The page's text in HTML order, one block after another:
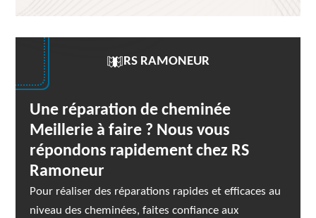
RS RAMONEUR
Une réparation de cheminée
Meillerie à faire ? Nous vous
répondons rapidement chez RS
Ramoneur
Pour réaliser des réparations rapides et efficaces au
niveau des cheminées, faites confiance aux